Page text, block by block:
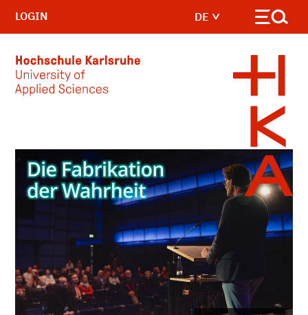
DE
LOGIN